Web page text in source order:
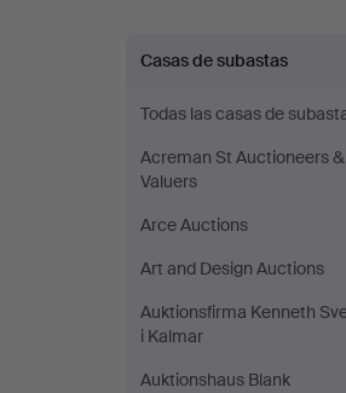
Casas de subastas
Todas las casas de
Acreman St Auctioneers &
Valuers
Arce Auctions
Art and Design Auctions
Auktionsfirma Kenneth
i Kalmar
Auktionshaus Blank